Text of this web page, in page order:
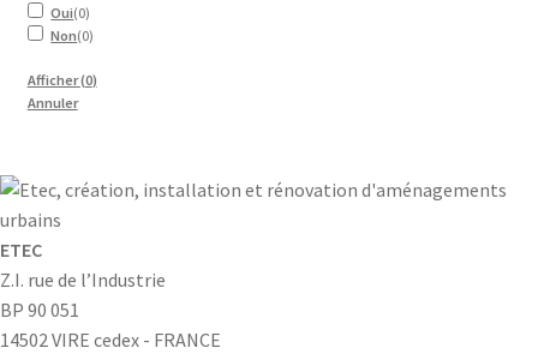
Oui(0)
Non(0)
Afficher(0)
Annuler
ETEC
Z.I. rue de l’Industrie
BP 90 051
14502 VIRE cedex - FRANCE